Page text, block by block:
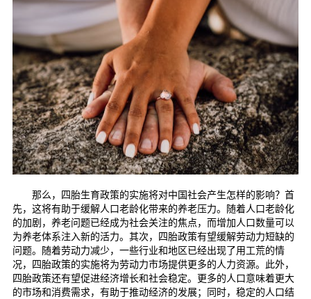
那么，四胎生育政策的实施将对中国社会产生怎样的影响？首
先，这将有助于缓解人口老龄化带来的养老压力。随着人口老龄化
的加剧，养老问题已经成为社会关注的焦点，而增加人口数量可以
为养老体系注入新的活力。其次，四胎政策有望缓解劳动力短缺的
问题。随着劳动力减少，一些行业和地区已经出现了用工荒的情
况，四胎政策的实施将为劳动力市场提供更多的人力资源。此外，
四胎政策还有望促进经济增长和社会稳定。更多的人口意味着更大
的市场和消费需求，有助于推动经济的发展；同时，稳定的人口结